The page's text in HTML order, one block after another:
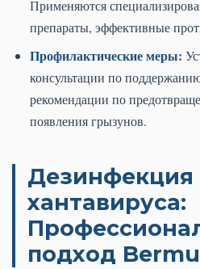
Применяются
препараты, эффективные
Профилактические меры:
консультации по
рекомендации по
появления грызунов.
Дезинфекция
хантавируса:
подход